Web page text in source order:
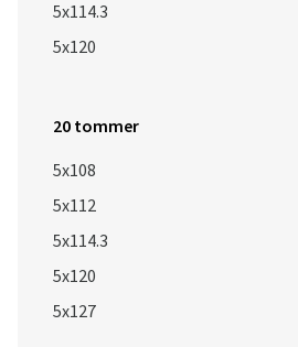
5x114.3
5x120
20 tommer
5x108
5x112
5x114.3
5x120
5x127